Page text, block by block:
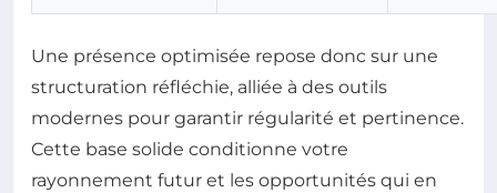
Une présence optimisée repose donc sur une
structuration réfléchie, alliée à des outils
modernes pour garantir régularité et pertinence.
Cette base solide conditionne votre
rayonnement futur et les opportunités qui en